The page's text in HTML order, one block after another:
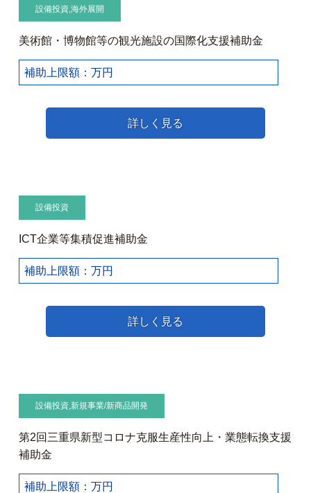
設備投資,海外展開
美術館・博物館等の観光施設の国際化支援補助金
補助上限額：万円
詳しく見る
設備投資
ICT企業等集積促進補助金
補助上限額：万円
詳しく見る
設備投資,新規事業/新商品開発
第2回三重県新型コロナ克服生産性向上・業態転換支援
補助金
補助上限額：万円